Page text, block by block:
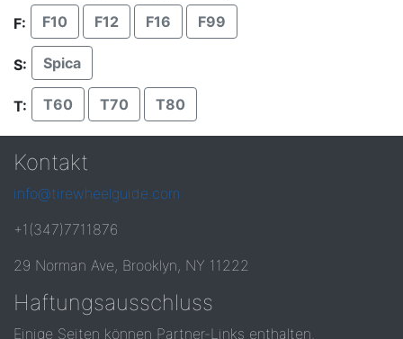
F: F10 F12 F16 F99
S: Spica
T: T60 T70 T80
Kontakt
info@tirewheelguide.com
+1(347)7711876
29 Norman Ave, Brooklyn, NY 11222
Haftungsausschluss
Einige Seiten können Partner-Links enthalten.